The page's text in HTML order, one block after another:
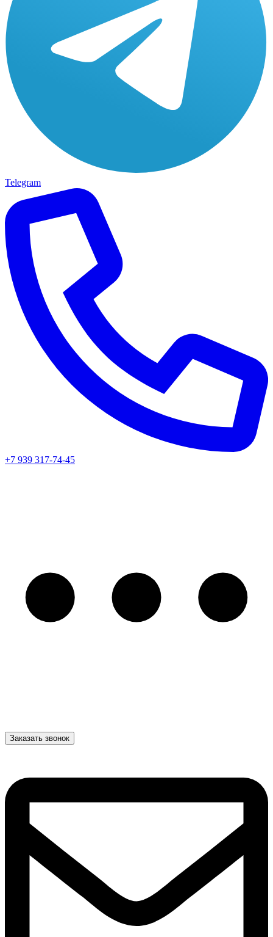
Telegram
+7 939 317-74-45
Заказать звонок